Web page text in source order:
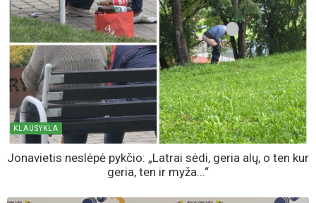
KLAUSYKLA
Jonavietis neslėpė pykčio: „Latrai sėdi, geria alų, o ten kur
geria, ten ir myža...“